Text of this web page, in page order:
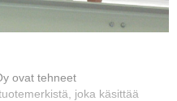
ovat tehneet
joka käsittää